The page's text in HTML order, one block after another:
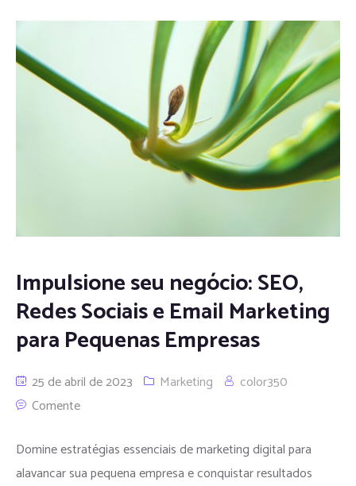
Impulsione seu negócio: SEO,
Redes Sociais e Email Marketing
para Pequenas Empresas
25 de abril de 2023 Marketing
color350
Comente
Domine estratégias essenciais de marketing digital para
alavancar sua pequena empresa e conquistar resultados